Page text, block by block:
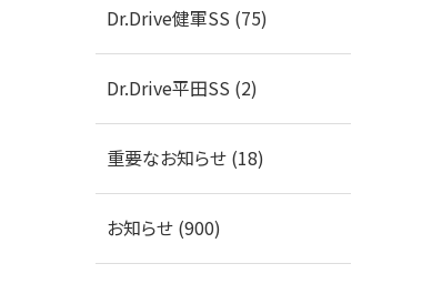
Dr.Drive健軍SS (75)
Dr.Drive平田SS (2)
重要なお知らせ (18)
お知らせ (900)